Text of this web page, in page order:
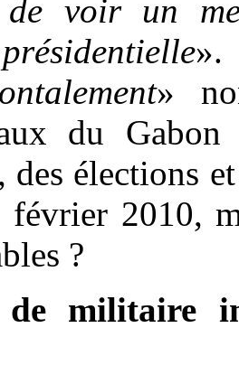
de voir un
».
»
du
des élections
2010,
?
militaire